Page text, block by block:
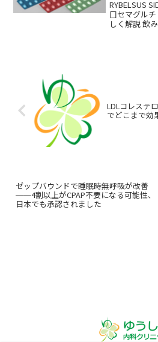
RYBELSUS
口セマグル
しく解説 飲
LDLコレステ
でどこまで効
ゼップバウンドで睡眠時無呼吸が改善
──4割以上がCPAP不要になる可能性、
日本でも承認されました